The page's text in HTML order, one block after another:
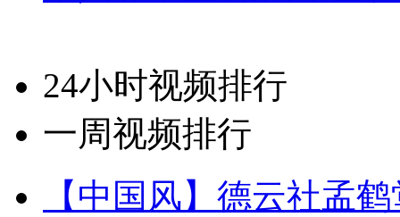
24小时视频排行
一周视频排行
【中国风】德云社孟